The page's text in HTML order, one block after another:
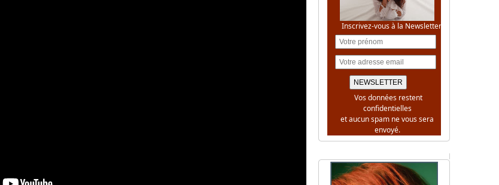
Inscrivez-vous à la Newsletter
Vos données restent
confidentielles
et aucun spam ne vous sera
envoyé.